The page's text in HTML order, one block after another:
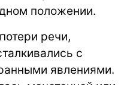
положении.
речи,
с
явлениями.